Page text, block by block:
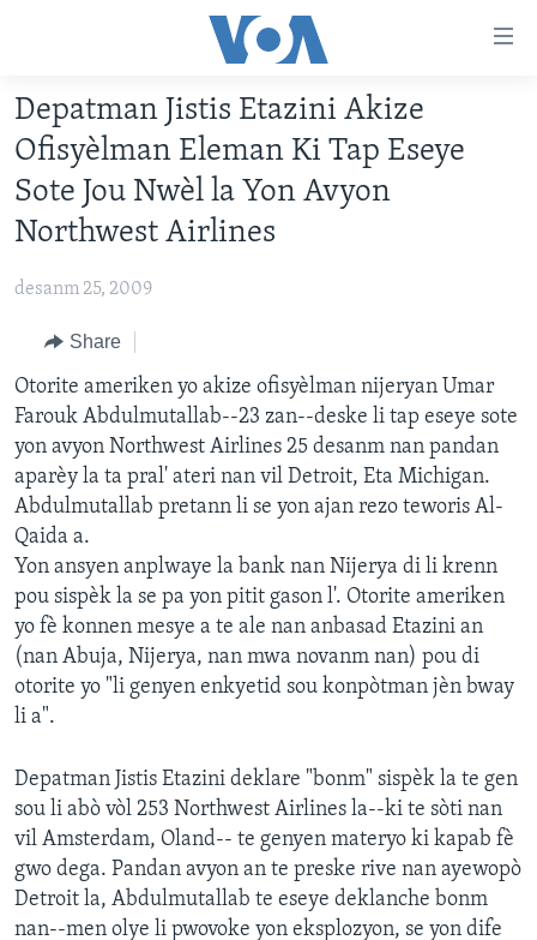
Skip
to
main
content
Skip
to
main
Search
AYITI
LÈZETAZINI
AMERIK LATIN
VIDEO
FLASHPOINT IKRÈN
Learning English
SUIV NOU
Languages
Depatman Jistis Etazini Akize
Ofisyèlman Eleman Ki Tap Eseye
Sote Jou Nwèl la Yon Avyon
Northwest Airlines
desanm 25, 2009
Share
Otorite ameriken yo akize ofisyèlman nijeryan Umar
Farouk Abdulmutallab--23 zan--deske li tap eseye sote
yon avyon Northwest Airlines 25 desanm nan pandan
aparèy la ta pral' ateri nan vil Detroit, Eta Michigan.
Abdulmutallab pretann li se yon ajan rezo teworis Al-
Qaida a.
Yon ansyen anplwaye la bank nan Nijerya di li krenn
pou sispèk la se pa yon pitit gason l'. Otorite ameriken
yo fè konnen mesye a te ale nan anbasad Etazini an
(nan Abuja, Nijerya, nan mwa novanm nan) pou di
otorite yo "li genyen enkyetid sou konpòtman jèn bway
li a".
Depatman Jistis Etazini deklare "bonm" sispèk la te gen
sou li abò vòl 253 Northwest Airlines la--ki te sòti nan
vil Amsterdam, Oland-- te genyen materyo ki kapab fè
gwo dega. Pandan avyon an te preske rive nan ayewopò
Detroit la, Abdulmutallab te eseye deklanche bonm
nan--men olye li pwovoke yon eksplozyon, se yon dife